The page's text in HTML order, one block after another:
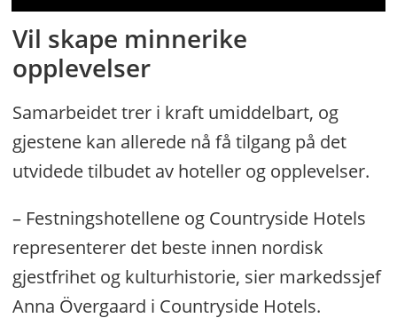
Vil skape minnerike
opplevelser
Samarbeidet trer i kraft umiddelbart, og
gjestene kan allerede nå få tilgang på det
utvidede tilbudet av hoteller og opplevelser.
– Festningshotellene og Countryside Hotels
representerer det beste innen nordisk
gjestfrihet og kulturhistorie, sier markedssjef
Anna Övergaard i Countryside Hotels.